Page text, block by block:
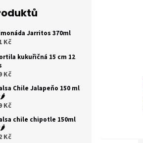
Jarritos 370ml
Kč
kukuřičná 15 cm 12
Kč
Chile Jalapeňo 150 ml
Kč
chile chipotle 150ml
Kč